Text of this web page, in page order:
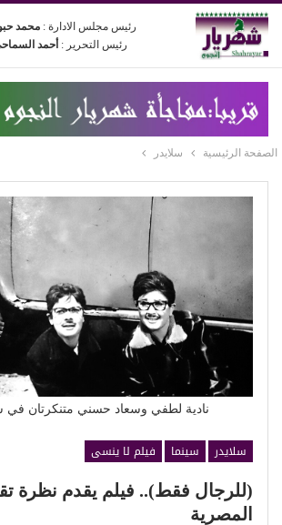
رئيس مجلس الادارة : محمد
رئيس التحرير : أحمد
الصفحة الرئيسية سلايدر
نادية لطفي وسعاد حسني متنكرتان
سلايدر سينما
فيلم لا ينسى
(للرجال فقط).. فيلم يقدم نظرة
المصرية